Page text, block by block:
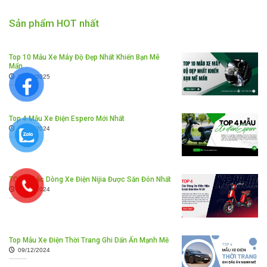
Sản phẩm HOT nhất
Top 10 Mẫu Xe Máy Độ Đẹp Nhất Khiến Bạn Mê
Mẩn
25/02/2025
Top 4 Mẫu Xe Điện Espero Mới Nhất
30/12/2024
TOP 4 Các Dòng Xe Điện Nijia Được Săn Đón Nhất
26/12/2024
Top Mẫu Xe Điện Thời Trang Ghi Dấn Ấn Mạnh Mẽ
09/12/2024